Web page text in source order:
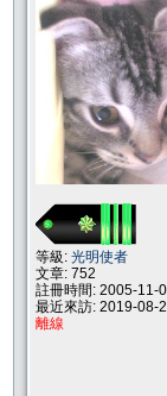
等級: 光明使者
文章: 752
註冊時間: 2005-11-
最近來訪: 2019-08-
離線